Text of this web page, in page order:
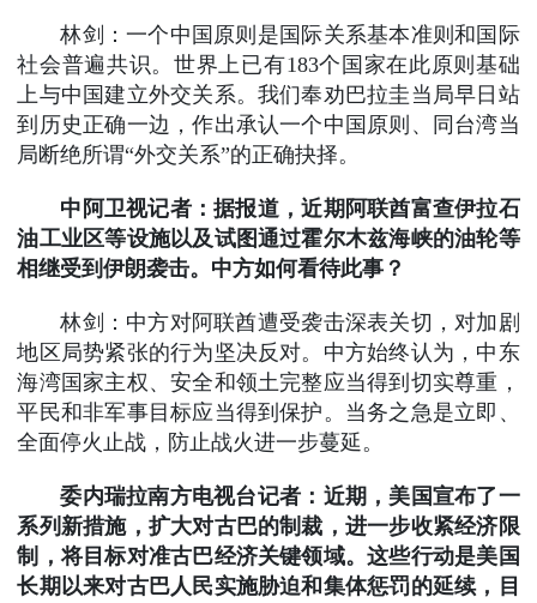
林剑：一个中国原则是国际关系基本准则和国际
社会普遍共识。世界上已有183个国家在此原则基础
上与中国建立外交关系。我们奉劝巴拉圭当局早日站
到历史正确一边，作出承认一个中国原则、同台湾当
局断绝所谓“外交关系”的正确抉择。
中阿卫视记者：据报道，近期阿联酋富查伊拉石
油工业区等设施以及试图通过霍尔木兹海峡的油轮等
相继受到伊朗袭击。中方如何看待此事？
林剑：中方对阿联酋遭受袭击深表关切，对加剧
地区局势紧张的行为坚决反对。中方始终认为，中东
海湾国家主权、安全和领土完整应当得到切实尊重，
平民和非军事目标应当得到保护。当务之急是立即、
全面停火止战，防止战火进一步蔓延。
委内瑞拉南方电视台记者：近期，美国宣布了一
系列新措施，扩大对古巴的制裁，进一步收紧经济限
制，将目标对准古巴经济关键领域。这些行动是美国
长期以来对古巴人民实施胁迫和集体惩罚的延续，目